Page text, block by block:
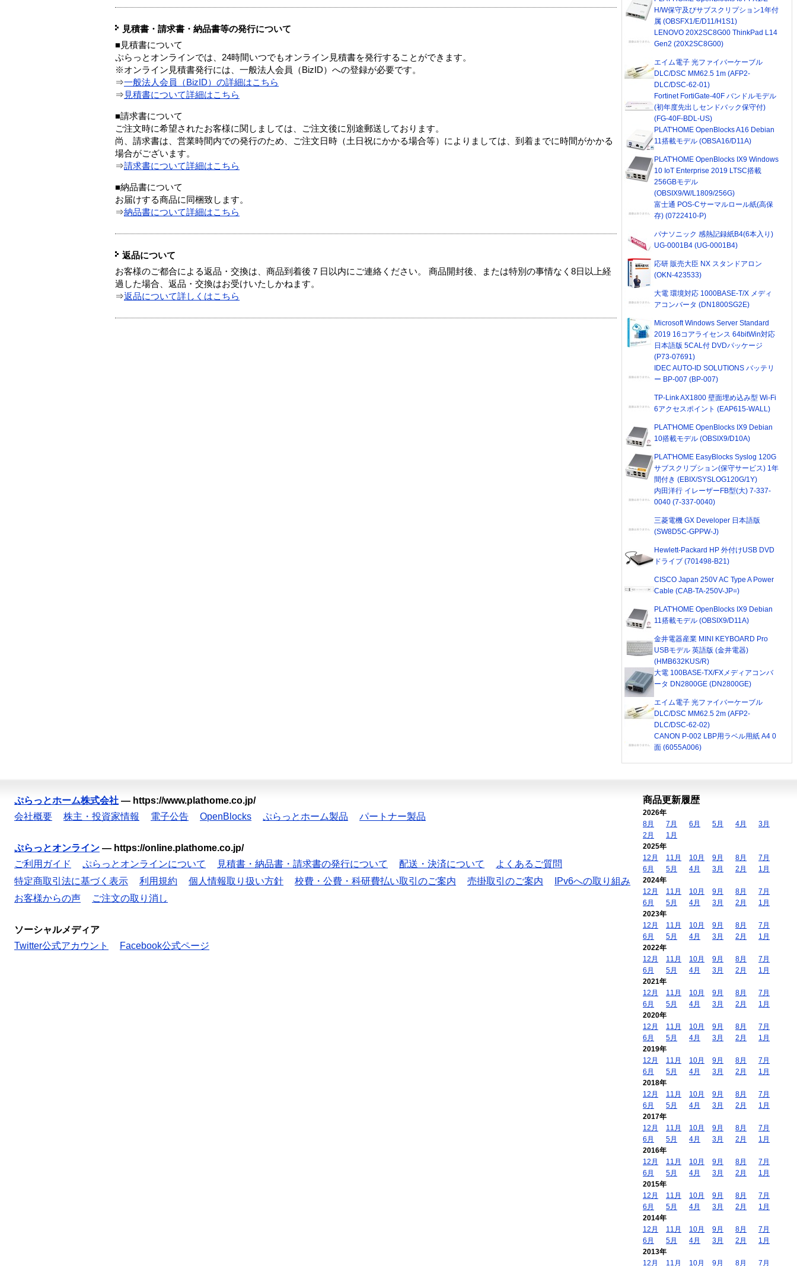
見積書・請求書・納品書等の発行について
■見積書について
ぷらっとオンラインでは、24時間いつでもオンライン見積書を発行することができます。
※オンライン見積書発行には、一般法人会員（BizID）への登録が必要です。
⇒一般法人会員（BizID）の詳細はこちら
⇒ 見積書について詳細はこちら
■請求書について
ご注文時に希望されたお客様に関しましては、ご注文後に別途郵送しております。
尚、請求書は、営業時間内での発行のため、ご注文日時（土日祝にかかる場合等）によりましては、到着までに時間がかかる
場合がございます。
⇒請求書について詳細はこちら
■納品書について
お届けする商品に同梱致します。
⇒納品書について詳細はこちら
返品について
お客様のご都合による返品・交換は、商品到着後７日以内にご連絡ください。 商品開封後、または特別の事情なく8日以上経
過した場合、返品・交換はお受けいたしかねます。
⇒返品について詳しくはこちら
H/W保守及びサブスクリプション1年付
属 (OBSFX1/E/D11/H1S1)
LENOVO 20X2SC8G00 ThinkPad L14
Gen2 (20X2SC8G00)
エイム電子 光ファイバーケーブル
DLC/DSC MM62.5 1m (AFP2-
DLC/DSC-62-01)
Fortinet FortiGate-40F バンドルモデル
(初年度先出しセンドバック保守付)
(FG-40F-BDL-US)
PLAT'HOME OpenBlocks A16 Debian
11搭載モデル (OBSA16/D11A)
PLAT'HOME OpenBlocks IX9 Windows
10 IoT Enterprise 2019 LTSC搭載
256GBモデル
(OBSIX9/W/L1809/256G)
富士通 POS-Cサーマルロール紙(高保
存) (0722410-P)
パナソニック 感熱記録紙B4(6本入り)
UG-0001B4 (UG-0001B4)
応研 販売大臣 NX スタンドアロン
(OKN-423533)
大電 環境対応 1000BASE-T/X メディ
アコンバータ (DN1800SG2E)
Microsoft Windows Server Standard
2019 16コアライセンス 64bitWin対応
日本語版 5CAL付 DVDパッケージ
(P73-07691)
IDEC AUTO-ID SOLUTIONS バッテリ
ー BP-007 (BP-007)
TP-Link AX1800 壁面埋め込み型 Wi-Fi
6アクセスポイント (EAP615-WALL)
PLAT'HOME OpenBlocks IX9 Debian
10搭載モデル (OBSIX9/D10A)
PLAT'HOME EasyBlocks Syslog 120G
サブスクリプション(保守サービス) 1年
間付き (EBIX/SYSLOG120G/1Y)
内田洋行 イレーザーFB型(大) 7-337-
0040 (7-337-0040)
三菱電機 GX Developer 日本語版
(SW8D5C-GPPW-J)
Hewlett-Packard HP 外付けUSB DVD
ドライブ (701498-B21)
CISCO Japan 250V AC Type A Power
Cable (CAB-TA-250V-JP=)
PLAT'HOME OpenBlocks IX9 Debian
11搭載モデル (OBSIX9/D11A)
金井電器産業 MINI KEYBOARD Pro
USBモデル 英語版 (金井電器)
(HMB632KUS/R)
大電 100BASE-TX/FXメディアコンバ
ータ DN2800GE (DN2800GE)
エイム電子 光ファイバーケーブル
DLC/DSC MM62.5 2m (AFP2-
DLC/DSC-62-02)
CANON P-002 LBP用ラベル用紙 A4 0
面 (6055A006)
ぷらっとホーム株式会社 — https://www.plathome.co.jp/
会社概要
株主・投資家情報 電子公告 OpenBlocks ぷらっとホーム製品 パートナー製品
ぷらっとオンライン — https://online.plathome.co.jp/
ご利用ガイド
ぷらっとオンラインについて 見積書・納品書・請求書の発行について 配送・決済について
よくあるご質問
特定商取引法に基づく表示
利用規約 個人情報取り扱い方針 校費・公費・科研費払い取引のご案内 売掛取引のご案内
IPv6への取り組み
お客様からの声
ご注文の取り消し
ソーシャルメディア
Twitter公式アカウント
Facebook公式ページ
商品更新履歴
2026年
8月
7月 6月 5月 4月
3月
2月
1月
2025年
12月
11月 10月 9月 8月
7月
6月
5月 4月 3月 2月
1月
2024年
12月
11月 10月 9月 8月
7月
6月
5月 4月 3月 2月
1月
2023年
12月
11月 10月 9月 8月
7月
6月
5月 4月 3月 2月
1月
2022年
12月
11月 10月 9月 8月
7月
6月
5月 4月 3月 2月
1月
2021年
12月
11月 10月 9月 8月
7月
6月
5月 4月 3月 2月
1月
2020年
12月
11月 10月 9月 8月
7月
6月
5月 4月 3月 2月
1月
2019年
12月
11月 10月 9月 8月
7月
6月
5月 4月 3月 2月
1月
2018年
12月
11月 10月 9月 8月
7月
6月
5月 4月 3月 2月
1月
2017年
12月
11月 10月 9月 8月
7月
6月
5月 4月 3月 2月
1月
2016年
12月
11月 10月 9月 8月
7月
6月
5月 4月 3月 2月
1月
2015年
12月
11月 10月 9月 8月
7月
6月
5月 4月 3月 2月
1月
2014年
12月
11月 10月 9月 8月
7月
6月
5月 4月 3月 2月
1月
2013年
12月
11月 10月 9月 8月 7月